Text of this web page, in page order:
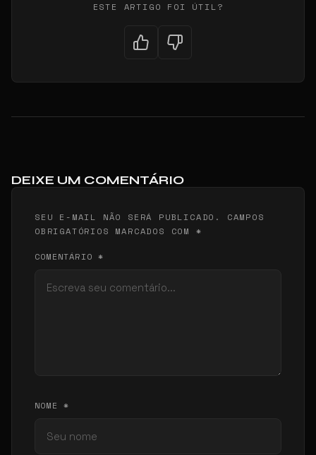
ESTE ARTIGO FOI ÚTIL?
DEIXE UM COMENTÁRIO
SEU E-MAIL NÃO SERÁ PUBLICADO. CAMPOS
OBRIGATÓRIOS MARCADOS COM *
COMENTÁRIO *
NOME *